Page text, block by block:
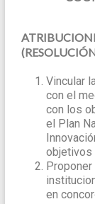
Vincular
con el
con los
el Plan
objetivos
en